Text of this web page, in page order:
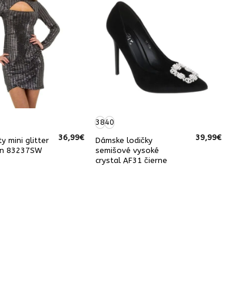
mini glitter
83237SW
36,99€
3840
Dámske lodičky
semišové vysoké
crystal AF31 čierne
39,99€